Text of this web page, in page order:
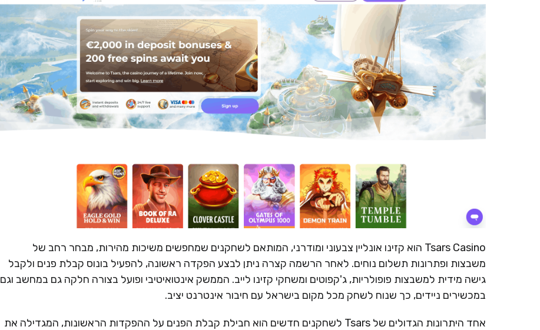
Tsars Casino הוא קזינו אונליין צבעוני ומודרני, המותאם לשחקנים שמחפשים משיכות מהירות, מבחר רחב של
משבצות ופתרונות תשלום נוחים. לאחר הרשמה קצרה ניתן לבצע הפקדה ראשונה, להפעיל בונוס קבלת פנים ולקבל
גישה מידית למשבצות פופולריות, ג'קפוטים ומשחקי קזינו לייב. הממשק אינטואיטיבי ופועל בצורה חלקה גם במחשב וגם
במכשירים ניידים, כך שנוח לשחק מכל מקום בישראל עם חיבור אינטרנט יציב.
אחד היתרונות הגדולים של Tsars לשחקנים חדשים הוא חבילת קבלת הפנים על ההפקדות הראשונות, המגדילה את